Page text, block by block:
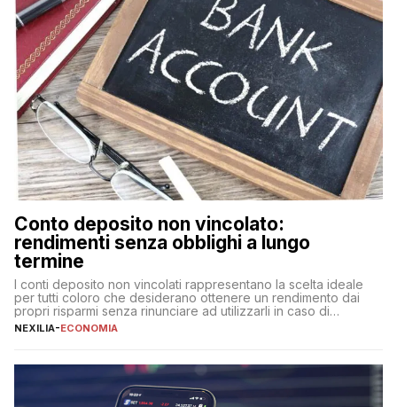
Conto deposito non vincolato:
rendimenti senza obblighi a lungo
termine
I conti deposito non vincolati rappresentano la scelta ideale
per tutti coloro che desiderano ottenere un rendimento dai
propri risparmi senza rinunciare ad utilizzarli in caso di
necessità. A differenza delle forme vincolate tradizionali,
flessibilità e rendimento. Come funzionano […]
NEXILIA-ECONOMIA